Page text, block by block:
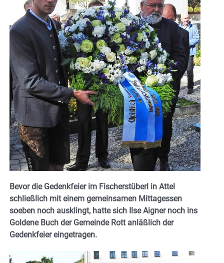
Bevor die Gedenkfeier im Fischerstüberl in Attel
schließlich mit einem gemeinsamen Mittagessen
soeben noch ausklingt, hatte sich Ilse Aigner noch ins
Goldene Buch der Gemeinde Rott anläßlich der
Gedenkfeier eingetragen.